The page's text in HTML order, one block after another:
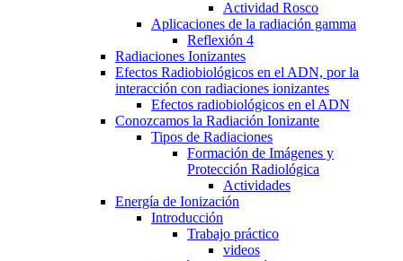
Actividad Rosco
Aplicaciones de la radiación gamma
Reflexión 4
Radiaciones Ionizantes
Efectos Radiobiológicos en el ADN, por la
interacción con radiaciones ionizantes
Efectos radiobiológicos en el ADN
Conozcamos la Radiación Ionizante
Tipos de Radiaciones
Formación de Imágenes y
Protección Radiológica
Actividades
Energía de Ionización
Introducción
Trabajo práctico
videos